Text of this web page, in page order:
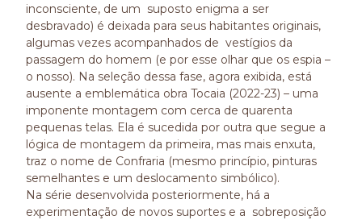
inconsciente, de um suposto enigma a ser
desbravado) é deixada para seus habitantes originais,
algumas vezes acompanhados de vestígios da
passagem do homem (e por esse olhar que os espia –
o nosso). Na seleção dessa fase, agora exibida, está
ausente a emblemática obra Tocaia (2022-23) – uma
imponente montagem com cerca de quarenta
pequenas telas. Ela é sucedida por outra que segue a
lógica de montagem da primeira, mas mais enxuta,
traz o nome de Confraria (mesmo princípio, pinturas
semelhantes e um deslocamento simbólico).
Na série desenvolvida posteriormente, há a
experimentação de novos suportes e a sobreposição